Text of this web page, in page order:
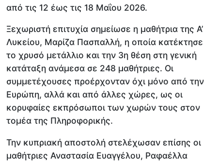
από τις 12 έως τις 18 Μαΐου 2026.
Ξεχωριστή επιτυχία σημείωσε η μαθήτρια της Α’
Λυκείου, Μαρίζα Πασπαλλή, η οποία κατέκτησε
το χρυσό μετάλλιο και την 3η θέση στη γενική
κατάταξη ανάμεσα σε 248 μαθήτριες. Οι
συμμετέχουσες προέρχονταν όχι μόνο από την
Ευρώπη, αλλά και από άλλες χώρες, ως οι
κορυφαίες εκπρόσωποι των χωρών τους στον
τομέα της Πληροφορικής.
Την κυπριακή αποστολή στελέχωσαν επίσης οι
μαθήτριες Αναστασία Ευαγγέλου, Ραφαέλλα